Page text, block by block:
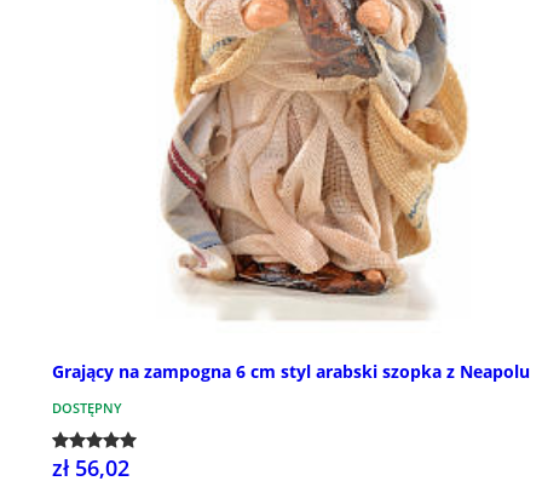
Grający na zampogna 6 cm styl arabski szopka z Neapolu
DOSTĘPNY
zł 56,02